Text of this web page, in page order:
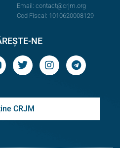
Email: contact@crjm.org
Cod Fiscal: 1010620008129
NE
CRJM